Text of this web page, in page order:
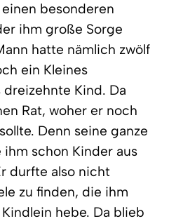
besonderen
ihm große Sorge
hatte nämlich zwölf
ein Kleines
Kind. Da
Rat, woher er noch
Denn seine ganze
schon Kinder aus
durfte also nicht
zu finden, die ihm
hebe. Da blieb